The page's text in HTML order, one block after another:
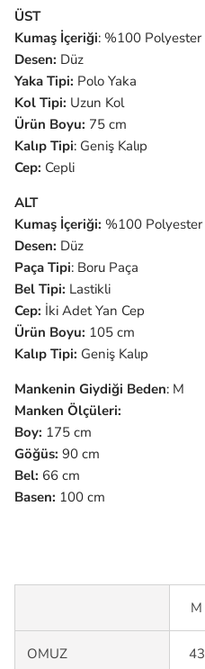
ÜST
Kumaş İçeriği: %100 Polyester
Desen: Düz
Yaka Tipi: Polo Yaka
Kol Tipi: Uzun Kol
Ürün Boyu: 75 cm
Kalıp Tipi: Geniş Kalıp
Cep: Cepli
ALT
Kumaş İçeriği: %100 Polyester
Desen: Düz
Paça Tipi: Boru Paça
Bel Tipi: Lastikli
Cep: İki Adet Yan Cep
Ürün Boyu: 105 cm
Kalıp Tipi: Geniş Kalıp
Mankenin Giydiği Beden: M
Manken Ölçüleri:
Boy: 175 cm
Göğüs: 90 cm
Bel: 66 cm
Basen: 100 cm
M
OMUZ 43